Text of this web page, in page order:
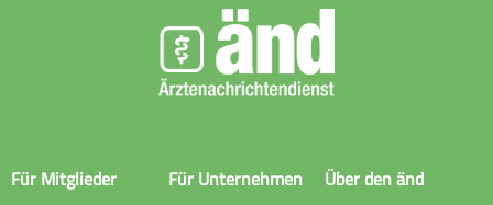
Für Mitglieder
Für Unternehmen
Über den änd